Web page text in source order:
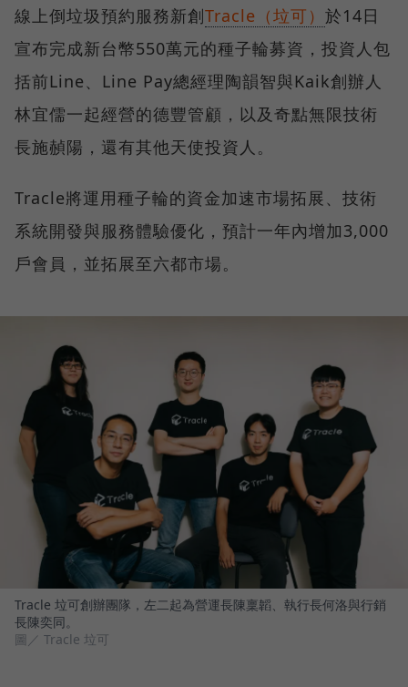
線上倒垃圾預約服務新創Tracle（垃可） 於14日
宣布完成新台幣550萬元的種子輪募資，投資人包
括前Line、Line Pay總經理陶韻智與Kaik創辦人
林宜儒一起經營的德豐管顧，以及奇點無限技術
長施赬陽，還有其他天使投資人。
Tracle將運用種子輪的資金加速市場拓展、技術
系統開發與服務體驗優化，預計一年內增加3,000
戶會員，並拓展至六都市場。
Tracle 垃可創辦團隊，左二起為營運長陳稟韜、執行長何洛與行銷
長陳奕同。
圖／ Tracle 垃可